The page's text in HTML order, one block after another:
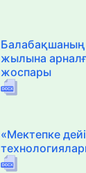
жылына
жоспары
«Мектепке